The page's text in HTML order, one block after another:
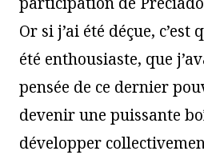
Or si j’ai été déçue, c’est
été enthousiaste, que
pensée de ce dernier
devenir une puissante
développer